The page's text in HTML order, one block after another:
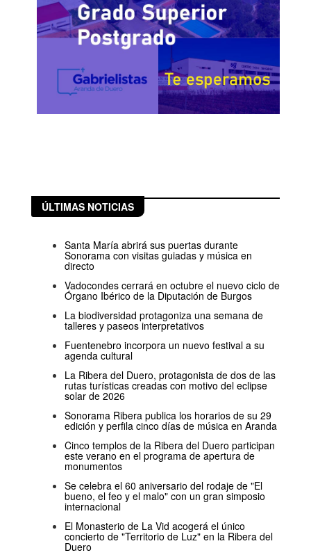
ÚLTIMAS NOTICIAS
Santa María abrirá sus puertas durante
Sonorama con visitas guiadas y música en
directo
Vadocondes cerrará en octubre el nuevo ciclo de
Órgano Ibérico de la Diputación de Burgos
La biodiversidad protagoniza una semana de
talleres y paseos interpretativos
Fuentenebro incorpora un nuevo festival a su
agenda cultural
La Ribera del Duero, protagonista de dos de las
rutas turísticas creadas con motivo del eclipse
solar de 2026
Sonorama Ribera publica los horarios de su 29
edición y perfila cinco días de música en Aranda
Cinco templos de la Ribera del Duero participan
este verano en el programa de apertura de
monumentos
Se celebra el 60 aniversario del rodaje de "El
bueno, el feo y el malo" con un gran simposio
internacional
El Monasterio de La Vid acogerá el único
concierto de "Territorio de Luz" en la Ribera del
Duero